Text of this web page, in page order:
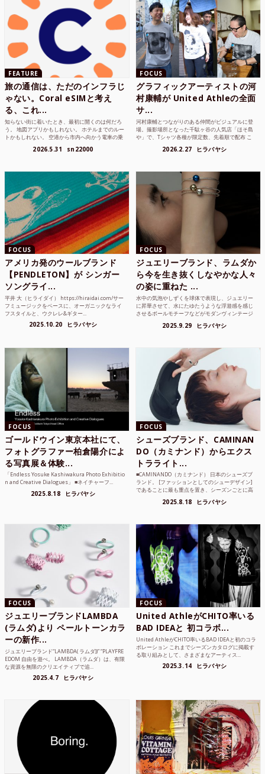
FEATURE
旅の通信は、ただのインフラじ
ゃない。Coral eSIMと考え
る、これ...
知らない街に着いたとき、最初に開くのは何だろ
う。 地図アプリかもしれない。 ホテルまでのルー
トかもしれない。 空港から市内へ向かう電車の乗
2026.5.31 sn22000
FOCUS
グラフィックアーティストの河
村康輔が United Athleの全面
サ...
河村康輔とつながりのある仲間がビジュアルに登
場。撮影場所となった千駄ヶ谷の人気店「ほそ島
や」で、Tシャツ各種が限定数、先着順で配布 こ
2026.2.27 ヒラバヤシ
FOCUS
アメリカ発のウールブランド
【PENDLETON】が シンガー
ソングライ...
平井 大（ヒライダイ） https://hiraidai.com/サー
フミュージックをベースに、オーガニックなライ
フスタイルと、ウクレレ&ギター...
2025.10.20 ヒラバヤシ
FOCUS
ジュエリーブランド、ラムダか
ら今を生き抜くしなやかな人々
の姿に重ねた ...
水中の気泡やしずくを球体で表現し、ジュエリー
に昇華させて、水にたゆたうような浮遊感を感じ
させるボールモチーフなどがモダンヴィンテージ
2025.9.29 ヒラバヤシ
FOCUS
ゴールドウイン東京本社にて、
フォトグラファー柏倉陽介によ
る写真展＆体験...
「Endless Yosuke Kashiwakura Photo Exhibitio
n and Creative Dialogues」 ■ネイチャーフ...
2025.8.18 ヒラバヤシ
FOCUS
シューズブランド、CAMINAN
DO（カミナンド）からエクス
トラライト...
■CAMINANDO（カミナンド） 日本のシューズブ
ランド。 [ファッションとしてのシューデザイン]
であることに最も重点を置き、シーズンごとに高
2025.8.18 ヒラバヤシ
FOCUS
ジュエリーブランドLAMBDA
(ラムダ)より ペールトーンカラ
ーの新作...
ジュエリーブランド“LAMBDA( ラムダ))” “PLAYFRE
EDOM 自由を遊べ。 LAMBDA（ラムダ）は、有限
な資源を無限のクリエイティブで追...
2025.4.7 ヒラバヤシ
FOCUS
United AthleがCHITO率いる
BAD IDEAと 初コラボ...
United AthleがCHITO率いるBAD IDEAと初のコラ
ボレーション これまでシーズンカタログに掲載す
る取り組みとして、さまざまなアーティス...
2025.3.14 ヒラバヤシ